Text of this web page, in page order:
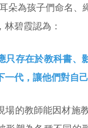
朵為孩子們命名、
碧霞認為：
存在於教科書、影
一代，讓他們對自
的教師能因材施教